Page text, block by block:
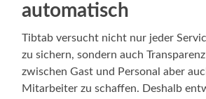
automatisch
Tibtab versucht nicht nur jeder
zu sichern, sondern auch
zwischen Gast und Personal aber
Mitarbeiter zu schaffen. Deshalb